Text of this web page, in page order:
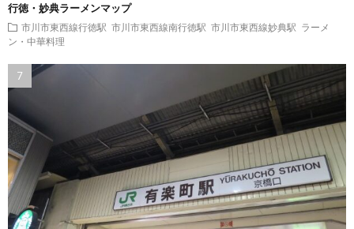
行徳・妙典ラーメンマップ
市川市東西線行徳駅 市川市東西線南行徳駅 市川市東西線妙典駅
ラーメ
ン・中華料理